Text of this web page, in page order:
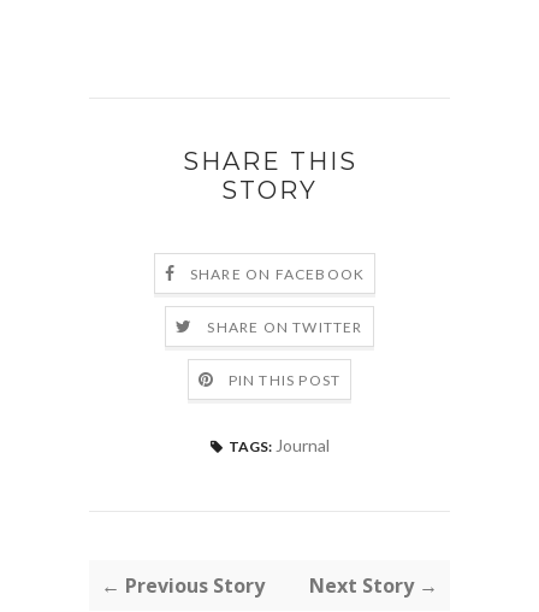
SHARE THIS
STORY
SHARE ON FACEBOOK
SHARE ON TWITTER
PIN THIS POST
TAGS: Journal
← Previous Story Next Story →